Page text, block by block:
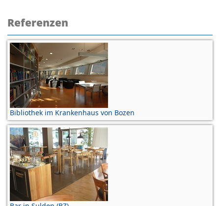
Referenzen
Bibliothek im Krankenhaus von Bozen